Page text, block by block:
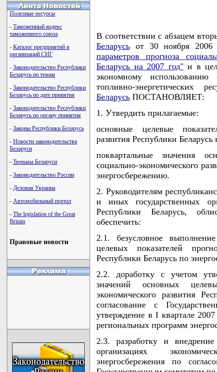
Полезные ресурсы
- Таможенный кодекс
таможенного союза
- Каталог предприятий и
организаций СНГ
- Законодательство Республики
Беларусь по темам
- Законодательство Республики
Беларусь по дате принятия
- Законодательство Республики
Беларусь по органу принятия
- Законы Республики Беларусь
- Новости законодательства
Беларуси
- Тюрьмы Беларуси
- Законодательство России
- Деловая Украина
- Автомобильный портал
- The legislation of the Great
Britain
Правовые новости
В соответствии с абзацем
Беларусь от 30 ноября
параметров прогноза
Беларусь на 2007 год"и в
экономному использованию
топливно-энергетических
Беларусь ПОСТАНОВЛЯЕТ:
1. Утвердить прилагаемые:
основные целевые
развития Республики
поквартальные значения
социально-экономического
энергосбережению.
2. Руководителям
и иных государственных
Республики Беларусь,
обеспечить:
2.1. безусловное
целевых показателей
Республики Беларусь по
2.2. доработку с учетом
значений основных
экономического развития
согласование с
утверждение в I квартале
региональных программ
2.3. разработку и
организациях
энергосбережения по